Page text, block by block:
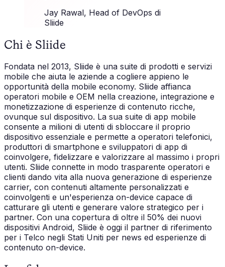
Jay Rawal, Head of DevOps di
Sliide
Chi è Sliide
Fondata nel 2013, Sliide è una suite di prodotti e servizi
mobile che aiuta le aziende a cogliere appieno le
opportunità della mobile economy. Sliide affianca
operatori mobile e OEM nella creazione, integrazione e
monetizzazione di esperienze di contenuto ricche,
ovunque sul dispositivo. La sua suite di app mobile
consente a milioni di utenti di sbloccare il proprio
dispositivo essenziale e permette a operatori telefonici,
produttori di smartphone e sviluppatori di app di
coinvolgere, fidelizzare e valorizzare al massimo i propri
utenti. Sliide connette in modo trasparente operatori e
clienti dando vita alla nuova generazione di esperienze
carrier, con contenuti altamente personalizzati e
coinvolgenti e un'esperienza on-device capace di
catturare gli utenti e generare valore strategico per i
partner. Con una copertura di oltre il 50% dei nuovi
dispositivi Android, Sliide è oggi il partner di riferimento
per i Telco negli Stati Uniti per news ed esperienze di
contenuto on-device.